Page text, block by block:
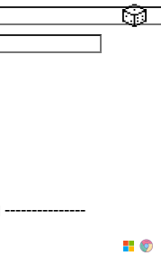
🎲
---------------